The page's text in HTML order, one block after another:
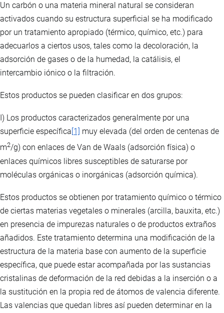
Un carbón o una materia mineral natural se consideran
activados cuando su estructura superficial se ha modificado
por un tratamiento apropiado (térmico, químico, etc.) para
adecuarlos a ciertos usos, tales como la decoloración, la
adsorción de gases o de la humedad, la catálisis, el
intercambio iónico o la filtración.
Estos productos se pueden clasificar en dos grupos:
I) Los productos caracterizados generalmente por una
superficie específica [1]
muy elevada (del orden de centenas de
m2/g) con enlaces de Van de Waals (adsorción física) o
enlaces químicos libres susceptibles de saturarse por
moléculas orgánicas o inorgánicas (adsorción química).
Estos productos se obtienen por tratamiento químico o térmico
de ciertas materias vegetales o minerales (arcilla, bauxita, etc.)
en presencia de impurezas naturales o de productos extraños
añadidos. Este tratamiento determina una modificación de la
estructura de la materia base con aumento de la superficie
específica, que puede estar acompañada por las sustancias
cristalinas de deformación de la red debidas a la inserción o a
la sustitución en la propia red de átomos de valencia diferente.
Las valencias que quedan libres así pueden determinar en la